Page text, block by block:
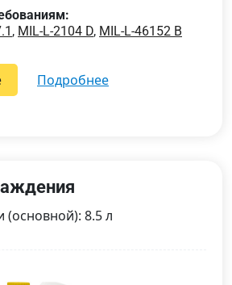
, MIL-L-2104 D, MIL-L-46152 B
подробнее
8.5 л